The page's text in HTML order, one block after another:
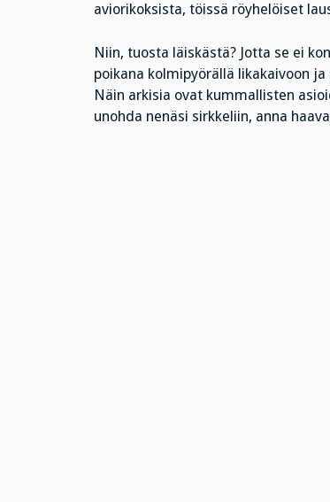
aviorikoksista, töissä röyhelöiset
Niin, tuosta läiskästä? Jotta se ei
poikana kolmipyörällä likakaivoon
Näin arkisia ovat kummallisten
unohda nenäsi sirkkeliin, anna